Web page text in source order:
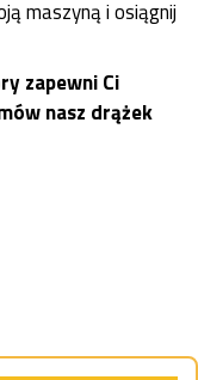
maszyną i osiągnij
zapewni Ci
nasz drążek